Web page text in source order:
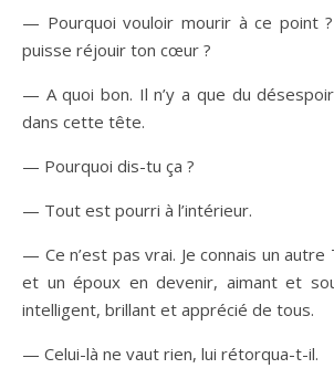
— Pourquoi vouloir mourir à ce point
puisse réjouir ton cœur ?
— A quoi bon. Il n’y a que du
dans cette tête.
— Pourquoi dis-tu ça ?
— Tout est pourri à l’intérieur.
— Ce n’est pas vrai. Je connais un
et un époux en devenir, aimant et
intelligent, brillant et apprécié de tous.
— Celui-là ne vaut rien, lui rétorqua-t-il.